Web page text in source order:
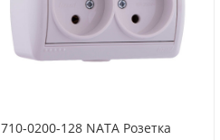
710-0200-128 NATA Розетка